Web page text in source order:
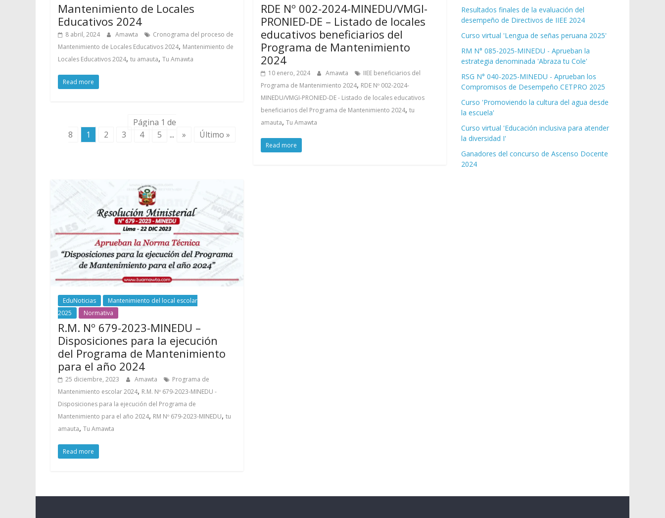
Mantenimiento de Locales
Educativos 2024
8 abril, 2024 Amawta
Cronograma del proceso de
Mantenimiento de Locales Educativos 2024, Mantenimiento de
Locales Educativos 2024, tu amauta, Tu Amawta
Read more
RDE Nº 002-2024-MINEDU/VMGI-
PRONIED-DE – Listado de locales
educativos beneficiarios del
Programa de Mantenimiento
2024
10 enero, 2024 Amawta
IIEE beneficiarios del
Programa de Mantenimiento 2024, RDE Nº 002-2024-
MINEDU/VMGI-PRONIED-DE - Listado de locales educativos
beneficiarios del Programa de Mantenimiento 2024,tu
amauta,Tu Amawta
Read more
EduNoticias
Mantenimiento del local escolar
2025
Normativa
R.M. Nº 679-2023-MINEDU –
Disposiciones para la ejecución
del Programa de Mantenimiento
para el año 2024
25 diciembre, 2023 Amawta
Programa de
Mantenimiento escolar 2024, R.M. Nº 679-2023-MINEDU -
Disposiciones para la ejecución del Programa de
Mantenimiento para el año 2024, RM Nº 679-2023-MINEDU, tu
amauta, Tu Amawta
Read more
Página 1 de
8
1 2 3 4 5 ... » Último »
Resultados finales de la evaluación del
desempeño de Directivos de IIEE 2024
Curso virtual 'Lengua de señas peruana 2025'
RM N° 085-2025-MINEDU - Aprueban la
estrategia denominada 'Abraza tu Cole'
RSG N° 040-2025-MINEDU - Aprueban los
Compromisos de Desempeño CETPRO 2025
Curso 'Promoviendo la cultura del agua desde
la escuela'
Curso virtual 'Educación inclusiva para atender
la diversidad I'
Ganadores del concurso de Ascenso Docente
2024